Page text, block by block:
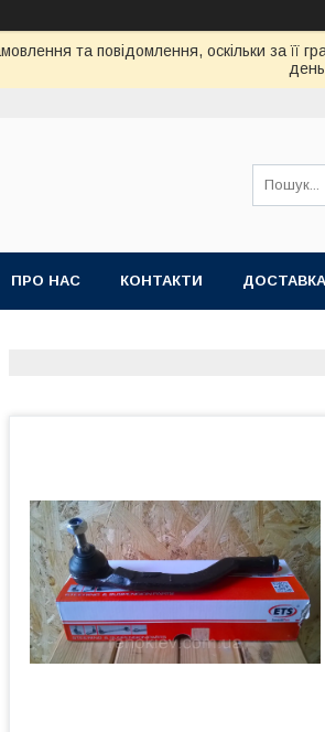
та повідомлення, оскільки за її
ПРО НАС КОНТАКТИ